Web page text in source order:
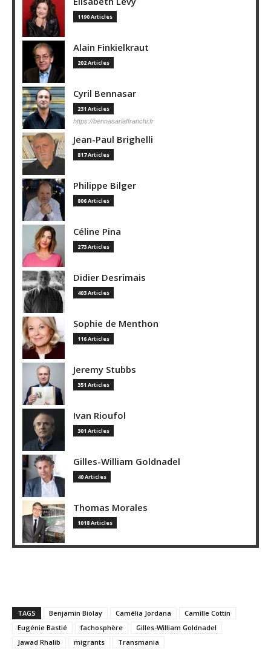
1190 Articles
Alain Finkielkraut
202 Articles
Cyril Bennasar
231 Articles
https://bennasarlaffranchi.fr
Jean-Paul Brighelli
817 Articles
Philippe Bilger
806 Articles
Céline Pina
273 Articles
Didier Desrimais
403 Articles
Sophie de Menthon
116 Articles
Jeremy Stubbs
351 Articles
Ivan Rioufol
301 Articles
Gilles-William Goldnadel
40 Articles
Thomas Morales
1018 Articles
TAGS Benjamin Biolay Camélia Jordana
Camille Cottin
Eugénie Bastié
fachosphère
Gilles-William Goldnadel
Jawad Rhalib
migrants Transmania